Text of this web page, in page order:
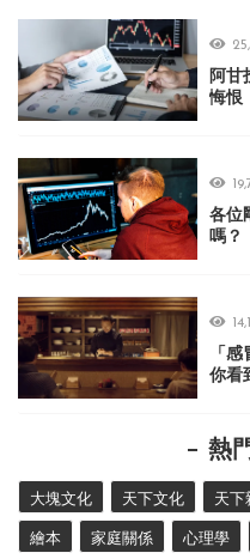
阿甘
悔恨
各位
嗎？
「
你看
熱
大塊文化 天下文化 天下
繪本 家庭關係 心理學